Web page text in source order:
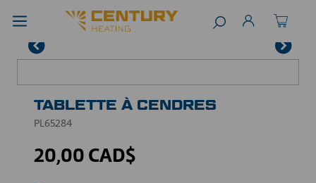
TABLETTE À CENDRES
PL65284
20,00 CAD$